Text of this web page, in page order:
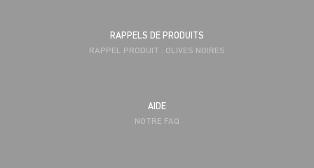
RAPPELS DE PRODUITS
RAPPEL PRODUIT : OLIVES NOIRES
AIDE
NOTRE FAQ